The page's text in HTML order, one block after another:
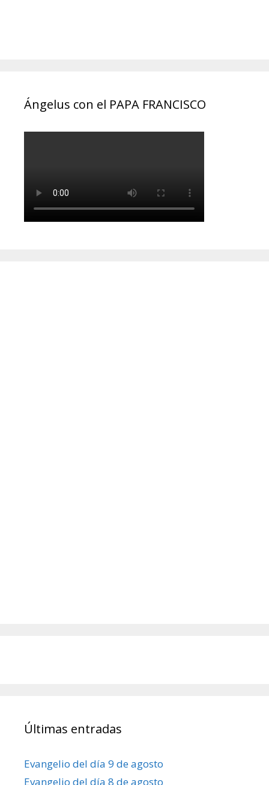
Ángelus con el PAPA FRANCISCO
Últimas entradas
Evangelio del día 9 de agosto
Evangelio del día 8 de agosto